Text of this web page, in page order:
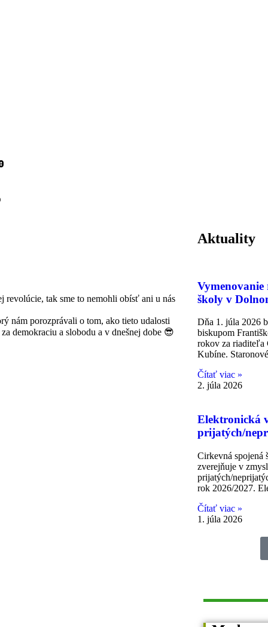
tak sme to nemohli obísť ani u nás
nám porozprávali o tom, ako tieto udalosti
demokraciu a slobodu a v dnešnej dobe 😎
Aktuality
školy v
Dňa 1. júla 2026
biskupom
rokov za riaditeľa
Kubíne.
Čítať viac »
2. júla 2026
Elektronická
prijatých/
Cirkevná
zverejňuje v
prijatých/
rok 2026/2027.
Čítať viac »
1. júla 2026